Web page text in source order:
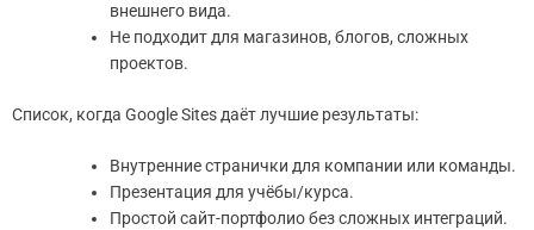
внешнего вида.
Не подходит для магазинов, блогов, сложных
проектов.
Список, когда Google Sites даёт лучшие результаты:
Внутренние странички для компании или команды.
Презентация для учёбы/курса.
Простой сайт-портфолио без сложных интеграций.